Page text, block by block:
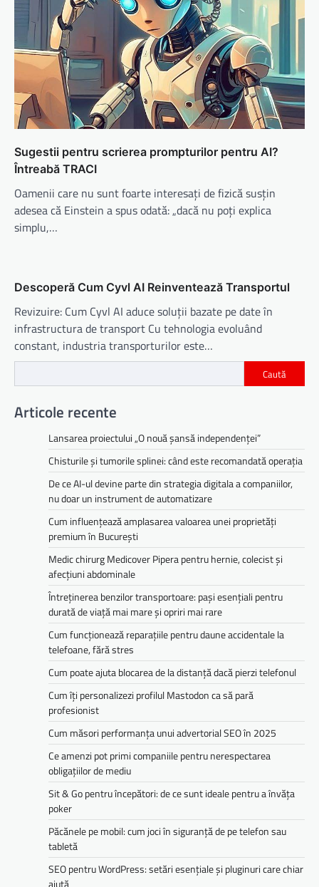
Sugestii pentru scrierea prompturilor pentru AI?
Întreabă TRACI
Oamenii care nu sunt foarte interesați de fizică susțin
adesea că Einstein a spus odată: „dacă nu poți explica
simplu,…
Descoperă Cum Cyvl AI Reinventează Transportul
Revizuire: Cum Cyvl AI aduce soluții bazate pe date în
infrastructura de transport Cu tehnologia evoluând
constant, industria transporturilor este…
Caută
Articole recente
Lansarea proiectului „O nouă șansă independenței”
Chisturile și tumorile splinei: când este recomandată operația
De ce AI-ul devine parte din strategia digitala a companiilor,
nu doar un instrument de automatizare
Cum influențează amplasarea valoarea unei proprietăți
premium în București
Medic chirurg Medicover Pipera pentru hernie, colecist și
afecțiuni abdominale
Întreținerea benzilor transportoare: pași esențiali pentru
durată de viață mai mare și opriri mai rare
Cum funcționează reparațiile pentru daune accidentale la
telefoane, fără stres
Cum poate ajuta blocarea de la distanță dacă pierzi telefonul
Cum îți personalizezi profilul Mastodon ca să pară
profesionist
Cum măsori performanța unui advertorial SEO în 2025
Ce amenzi pot primi companiile pentru nerespectarea
obligațiilor de mediu­­
Sit & Go pentru începători: de ce sunt ideale pentru a învăța
poker
Păcănele pe mobil: cum joci în siguranță de pe telefon sau
tabletă
SEO pentru WordPress: setări esențiale și pluginuri care chiar
ajută